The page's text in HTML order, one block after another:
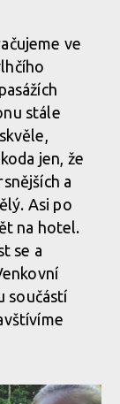
kola Kross
kola Kross
ve
stále
jen, že
a
Asi po
na hotel.
se a
součástí